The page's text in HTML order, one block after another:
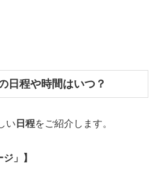
日程や時間はいつ？
い 日程をご紹介します。
」】